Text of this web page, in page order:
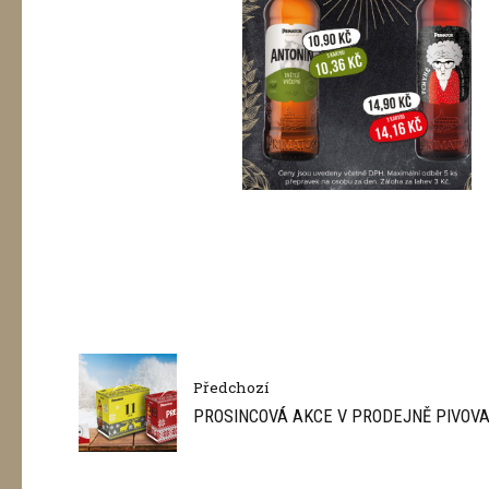
Předchozí
PROSINCOVÁ AKCE V PRODEJNĚ